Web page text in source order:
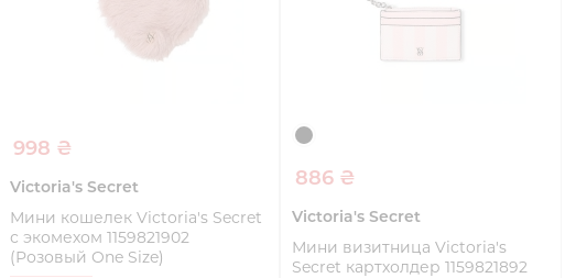
998 ₴
Victoria's Secret
Мини кошелек Victoria's Secret
с экомехом 1159821902
(Розовый One Size)
886 ₴
Victoria's Secret
Мини визитница Victoria's
Secret картхолдер 1159821892